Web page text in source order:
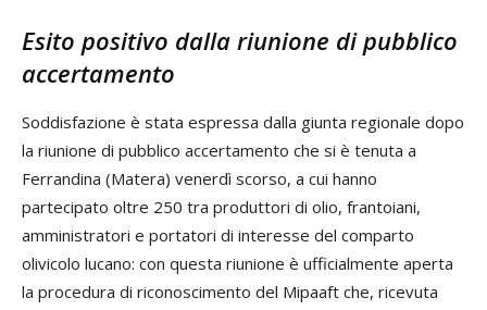
Esito positivo dalla riunione di pubblico
accertamento
Soddisfazione è stata espressa dalla giunta regionale dopo
la riunione di pubblico accertamento che si è tenuta a
Ferrandina (Matera) venerdì scorso, a cui hanno
partecipato oltre 250 tra produttori di olio, frantoiani,
amministratori e portatori di interesse del comparto
olivicolo lucano: con questa riunione è ufficialmente aperta
la procedura di riconoscimento del Mipaaft che, ricevuta